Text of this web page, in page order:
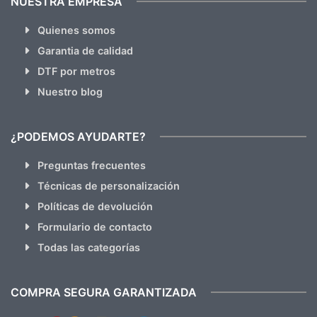
Quienes somos
Garantia de calidad
DTF por metros
Nuestro blog
¿PODEMOS AYUDARTE?
Preguntas frecuentes
Técnicas de personalización
Políticas de devolución
Formulario de contacto
Todas las categorías
COMPRA SEGURA GARANTIZADA